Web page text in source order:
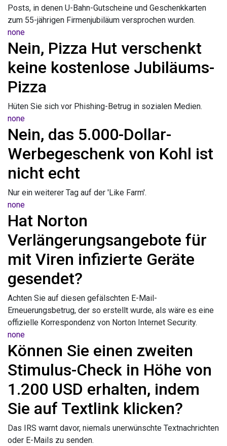
Posts, in denen U-Bahn-Gutscheine und Geschenkkarten
zum 55-jährigen Firmenjubiläum versprochen wurden.
none
Nein, Pizza Hut verschenkt
keine kostenlose Jubiläums-
Pizza
Hüten Sie sich vor Phishing-Betrug in sozialen Medien.
none
Nein, das 5.000-Dollar-
Werbegeschenk von Kohl ist
nicht echt
Nur ein weiterer Tag auf der 'Like Farm'.
none
Hat Norton
Verlängerungsangebote für
mit Viren infizierte Geräte
gesendet?
Achten Sie auf diesen gefälschten E-Mail-
Erneuerungsbetrug, der so erstellt wurde, als wäre es eine
offizielle Korrespondenz von Norton Internet Security.
none
Können Sie einen zweiten
Stimulus-Check in Höhe von
1.200 USD erhalten, indem
Sie auf Textlink klicken?
Das IRS warnt davor, niemals unerwünschte Textnachrichten
oder E-Mails zu senden.